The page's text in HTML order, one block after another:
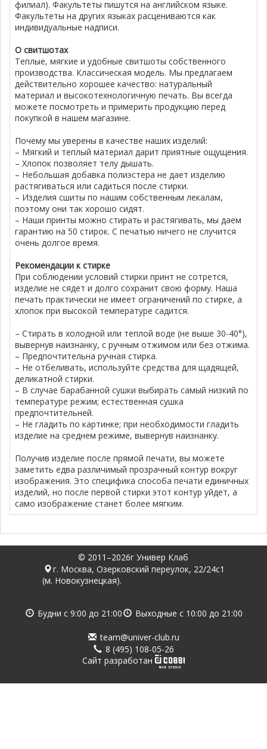
филиал). Факультеты пишутся на английском языке.
Факультеты на других языках расцениваются как
индивидуальные надписи.
О свитшотах
Теплые, мягкие и удобные свитшоты собственного
производства. Классическая модель. Мы предлагаем
действительно хорошее качество: натуральный
материал и высокотехнологичную печать. Вы всегда
можете посмотреть и примерить продукцию перед
покупкой в нашем магазине.
Почему мы уверены в качестве наших изделий:
– Мягкий и теплый материал дарит приятные ощущения.
– Хлопок позволяет телу дышать.
– Небольшая добавка полиэстера не дает изделию
растягиваться или садиться после стирки.
– Изделия сшиты по нашим собственным лекалам,
поэтому они так хорошо сидят.
– Наши принты можно стирать и растягивать, мы даем
гарантию на 50 стирок. С печатью ничего не случится
очень долгое время.
Рекомендации к стирке
При соблюдении условий стирки принт не сотрется,
изделие не сядет и долго сохранит свою форму. Наша
печать практически не имеет ограничений по стирке, а
хлопок при высокой температуре садится.
– Стирать в холодной или теплой воде (не выше 30-40°),
вывернув наизнанку, с ручным отжимом или без отжима.
– Предпочтительна ручная стирка.
– Не отбеливать, используйте средства для щадящей,
деликатной стирки.
– В случае барабанной сушки выбирать самый низкий по
температуре режим; естественная сушка
предпочтительней.
– Не гладить по картинке; при необходимости гладить
изделие на среднем режиме, вывернув наизнанку.
Получив изделие после прямой печати, вы можете
заметить едва различимый прозрачный контур вокруг
изображения. Это специфика способа печати единичных
изделий, но после первой стирки этот контур уйдет, а
само изображение станет более мягким.
© 2011–2026г Универ Клаб
г. Москва, Озерковский переулок, 22/24с1
(м. Новокузнецкая).
Будни с 9:00 до 21:00 Выходные с 10:00 до 21:00
team@univer-club.ru
8 (495) 108-05-26
Cайт разработан